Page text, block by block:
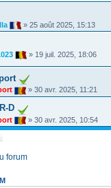
» 25 août 2025, 15:13
» 19 juil. 2025, 18:06
» 30 avr. 2025, 11:21
D
» 30 avr. 2025, 10:54
forum